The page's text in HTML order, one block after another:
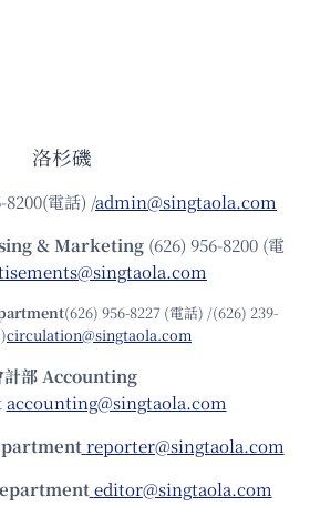
洛杉磯
8200(電話) /admin@singtaola.com
& Marketing (626) 956-8200 (電
(626) 956-8227 (電話) /(626) 239-
circulation@singtaola.com
計部 Accounting
accounting@singtaola.com
reporter@singtaola.com
editor@singtaola.com